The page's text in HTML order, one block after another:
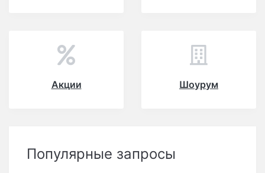
Акции Шоурум
Популярные запросы